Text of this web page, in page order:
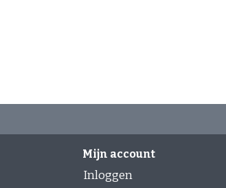
Mijn account
Inloggen